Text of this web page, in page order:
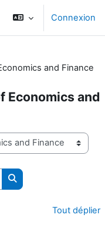
Connexion
and Finance
Economics and
Rechercher des cours
Tout déplier